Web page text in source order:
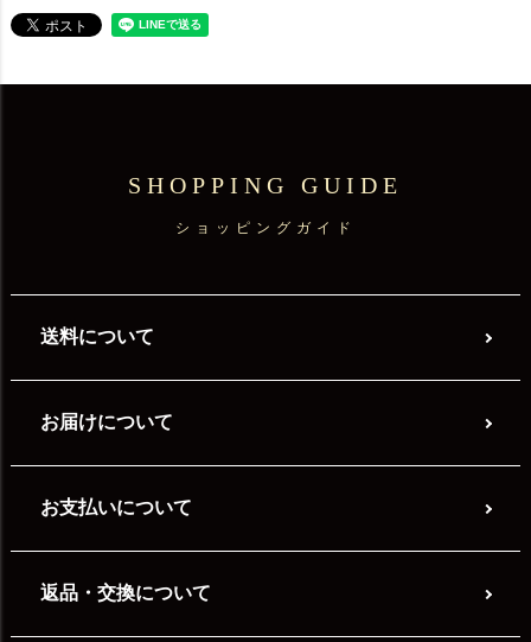
SHOPPING GUIDE
ショッピングガイド
送料について
お届けについて
お支払いについて
返品・交換について